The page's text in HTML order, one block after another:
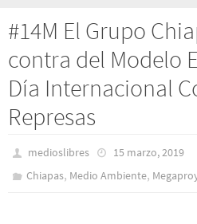
#14M El Grupo
contra del Modelo
Día Internacional
Represas
medioslibres
15 marzo, 2019
Chiapas, Medio Ambiente,